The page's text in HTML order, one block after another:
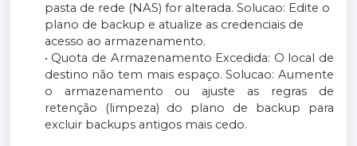
pasta de rede (NAS) for alterada. Solucao: Edite o
plano de backup e atualize as credenciais de
acesso ao armazenamento.
• Quota de Armazenamento Excedida: O local de
destino não tem mais espaço. Solucao: Aumente
o armazenamento ou ajuste as regras de
retenção (limpeza) do plano de backup para
excluir backups antigos mais cedo.